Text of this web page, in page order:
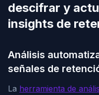
descifrar y
insights de
Análisis
señales de
La herramienta de